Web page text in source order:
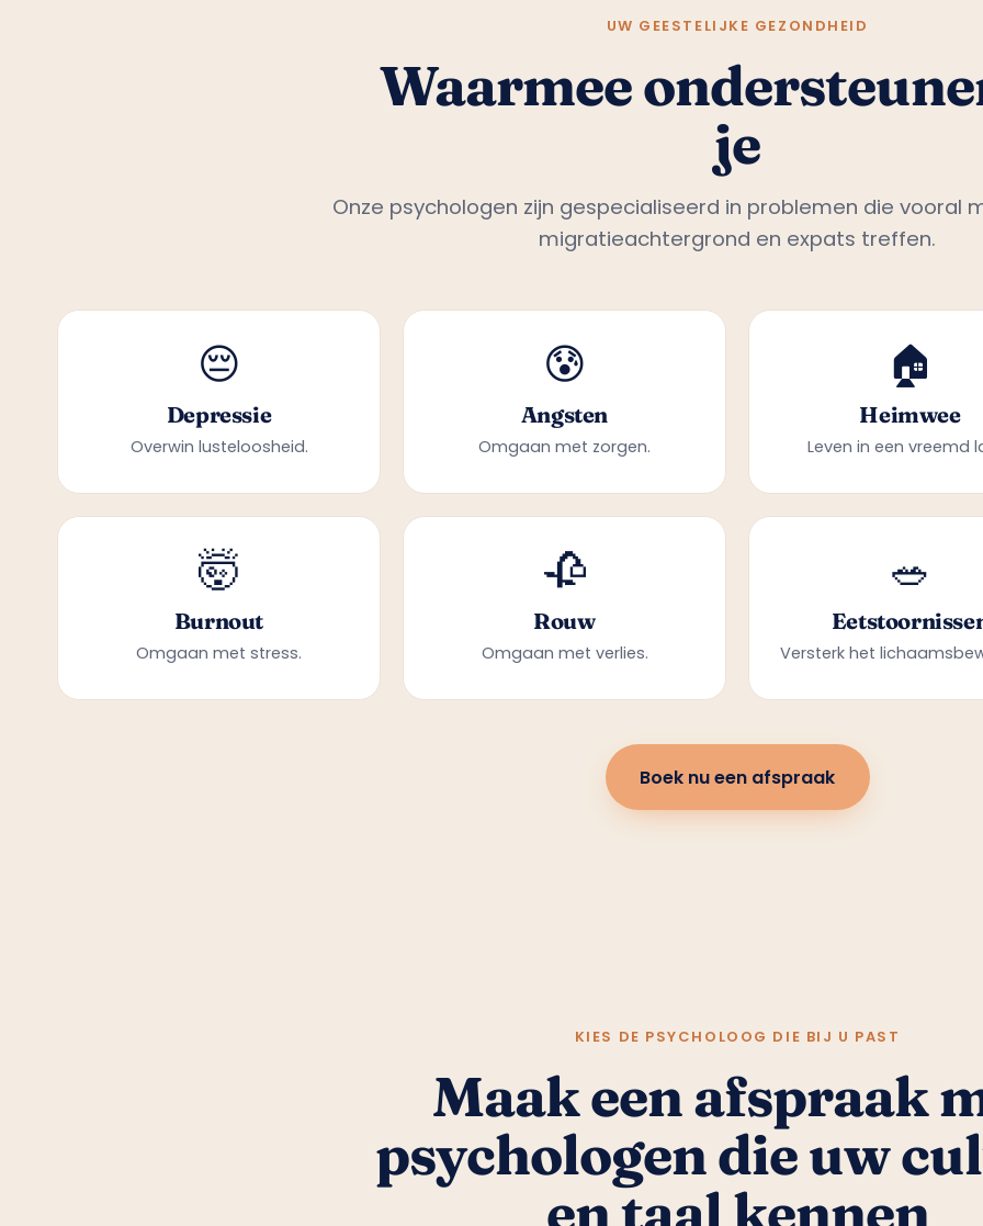
Waarmee
je
Onze psychologen zijn gespecialiseerd in problemen die vooral
migratieachtergrond en expats treffen.
😔
Overwin lusteloosheid.
😰
Omgaan met zorgen.
🏠
Heimwee
Leven in een vreemd
🤯
Burnout
Omgaan met stress.
🥀
Omgaan met verlies. Versterk het
Maak een afspraak
psychologen die uw
en taal kennen